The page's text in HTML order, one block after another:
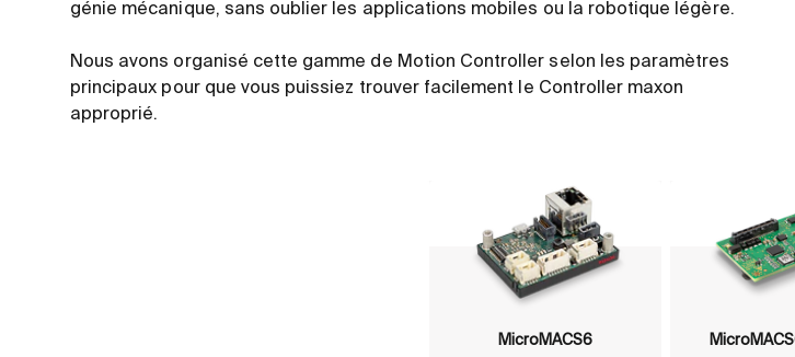
génie mécanique, sans oublier les applications mobiles ou la robotique légère.
Nous avons organisé cette gamme de Motion Controller selon les paramètres
principaux pour que vous puissiez trouver facilement le Controller maxon
approprié.
MicroMACS6